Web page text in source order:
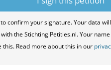
confirm your signature. Your data
the Stichting Petities.nl. Your
this. Read more about this in our